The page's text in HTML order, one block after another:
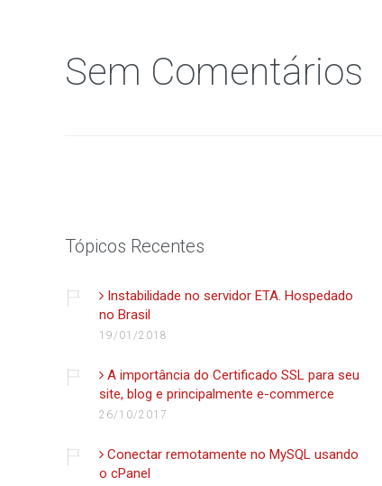
Sem Comentários
Tópicos Recentes
Instabilidade no servidor ETA. Hospedado
no Brasil
19/01/2018
A importância do Certificado SSL para seu
site, blog e principalmente e-commerce
26/10/2017
Conectar remotamente no MySQL usando
o cPanel